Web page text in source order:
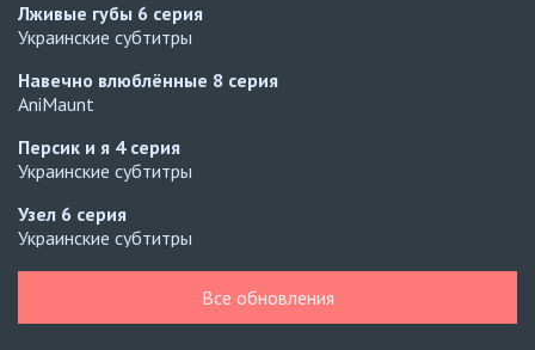
Лживые губы 6 серия
Украинские субтитры
Навечно влюблённые 8 серия
AniMaunt
Персик и я 4 серия
Украинские субтитры
Узел 6 серия
Украинские субтитры
Все обновления